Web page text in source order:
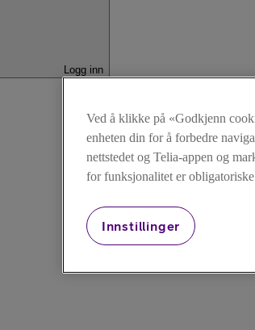
Logg inn
Ved å klikke på «Godkjenn
enheten din for å forbedre
nettstedet og Telia-appen og
for funksjonalitet er
Innstillinger